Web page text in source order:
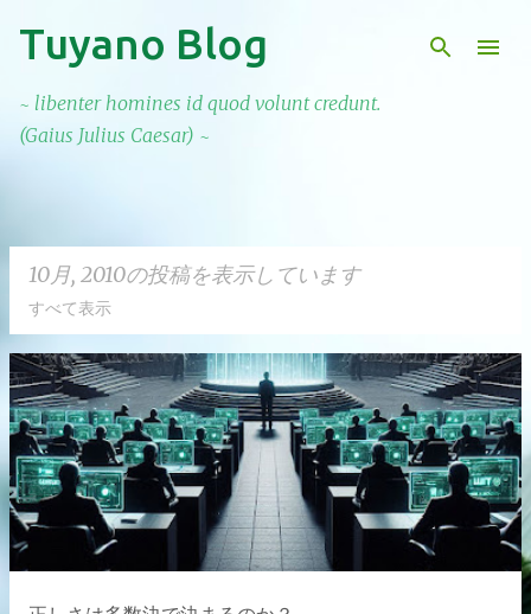
スキップしてメイン コンテンツに移動
Tuyano Blog
~ libenter homines id quod volunt credunt.
(Gaius Julius Caesar) ~
10月, 2010の投稿を表示しています
すべて表示
投
稿